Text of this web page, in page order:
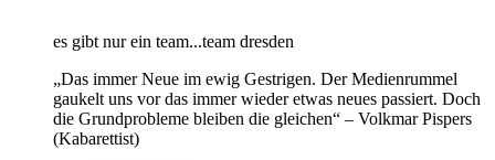
es gibt nur ein team...team dresden
„Das immer Neue im ewig Gestrigen. Der Medienrummel
gaukelt uns vor das immer wieder etwas neues passiert. Doch
die Grundprobleme bleiben die gleichen“ – Volkmar Pispers
(Kabarettist)